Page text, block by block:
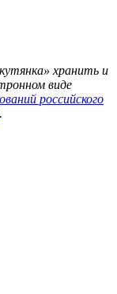
хранить и
виде
российского
.